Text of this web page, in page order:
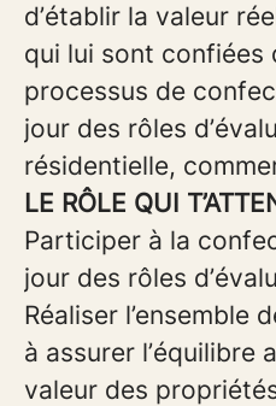
d’établir la valeur
qui lui sont confiées
processus de
jour des rôles
résidentielle,
LE RÔLE QUI
Participer à la
jour des rôles
Réaliser l’ensemble
à assurer l’équilibre
valeur des